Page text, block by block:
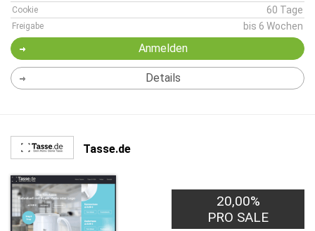
Cookie 60 Tage
Freigabe bis 6 Wochen
Anmelden
Details
Tasse.de
20,00%
PRO SALE